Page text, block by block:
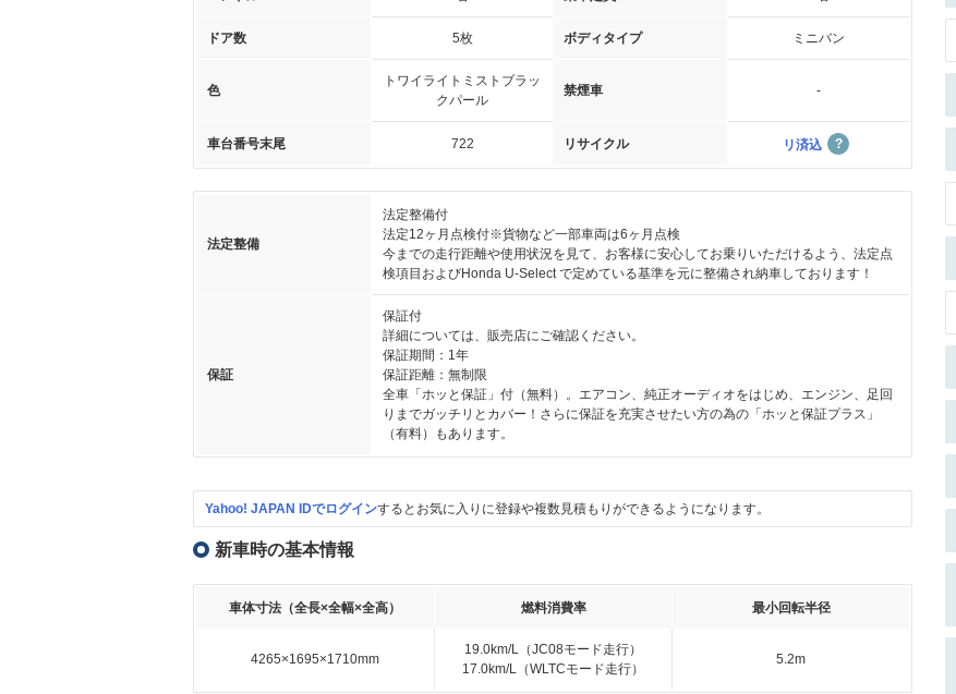
ドア数 5枚 ボディタイプ ミニバン
色
トワイライトミストブラッ
クパール
禁煙車 -
車台番号末尾 722 リサイクル リ済込
法定整備
法定整備付
法定12ヶ月点検付※貨物など一部車両は6ヶ月点検
今までの走行距離や使用状況を見て、お客様に安心してお乗りいただけるよう、法定点
検項目およびHonda U-Select で定めている基準を元に整備され納車しております！
保証
保証付
詳細については、販売店にご確認ください。
保証期間：1年
保証距離：無制限
全車「ホッと保証」付（無料）。エアコン、純正オーディオをはじめ、エンジン、足回
りまでガッチリとカバー！さらに保証を充実させたい方の為の「ホッと保証プラス」
（有料）もあります。
Yahoo! JAPAN IDでログインするとお気に入りに登録や複数見積もりができるようになります。
新車時の基本情報
車体寸法（全長×全幅×全高） 燃料消費率 最小回転半径
4265×1695×1710mm
19.0km/L（JC08モード走行）
17.0km/L（WLTCモード走行）
5.2m